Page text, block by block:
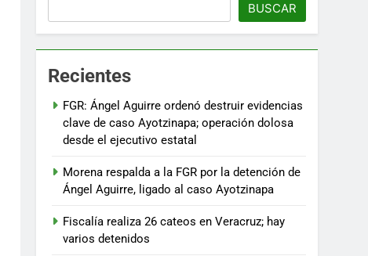
BUSCAR
Recientes
FGR: Ángel Aguirre ordenó destruir evidencias
clave de caso Ayotzinapa; operación dolosa
desde el ejecutivo estatal
Morena respalda a la FGR por la detención de
Ángel Aguirre, ligado al caso Ayotzinapa
Fiscalía realiza 26 cateos en Veracruz; hay
varios detenidos